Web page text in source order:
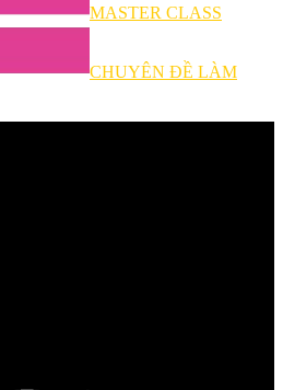
MASTER CLASS
CHUYÊN ĐỀ LÀM